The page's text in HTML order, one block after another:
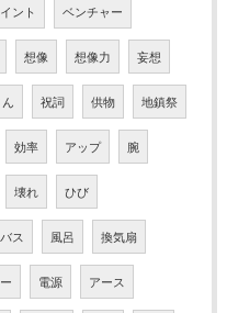
ント ベンチャー
想像 想像力 妄想
祝詞 供物 地鎮祭
効率 アップ 腕
壊れ ひび
バス 風呂 換気扇
電源 アース